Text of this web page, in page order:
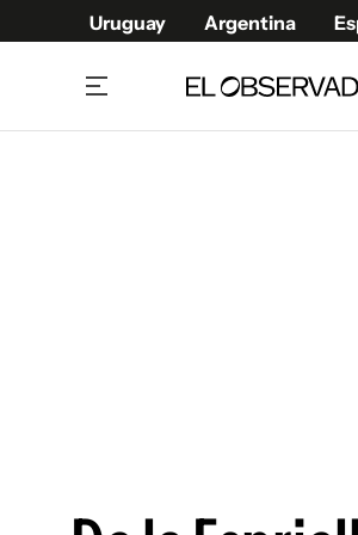
Uruguay Argentina